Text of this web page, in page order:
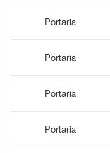
Portaria
Portaria
Portaria
Portaria